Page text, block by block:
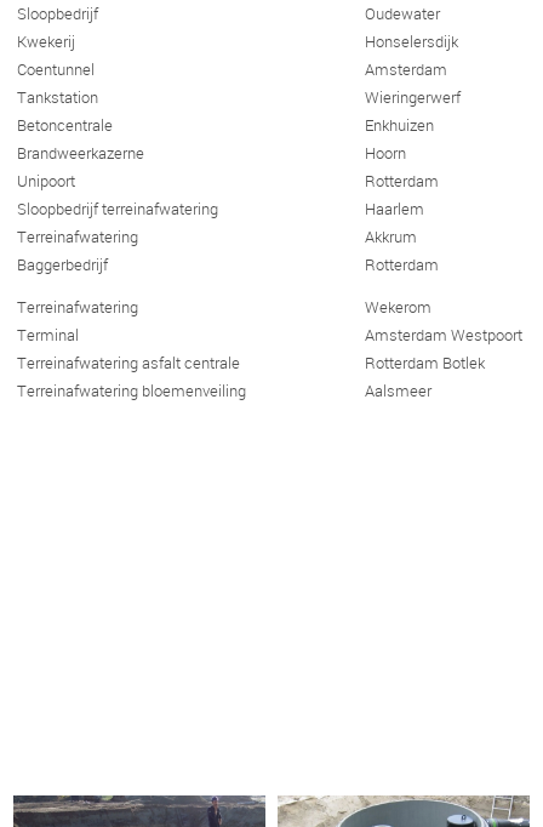
Sloopbedrijf
Oudewater
Kwekerij
Honselersdijk
Coentunnel
Amsterdam
Tankstation
Wieringerwerf
Betoncentrale
Enkhuizen
Brandweerkazerne
Hoorn
Unipoort
Rotterdam
Sloopbedrijf terreinafwatering
Haarlem
Terreinafwatering
Akkrum
Baggerbedrijf
Rotterdam
Terreinafwatering
Wekerom
Terminal
Amsterdam Westpoort
Terreinafwatering asfalt centrale
Rotterdam Botlek
Terreinafwatering bloemenveiling
Aalsmeer